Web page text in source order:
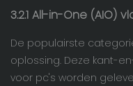
3.2.1 All-in-One (AIO)
De populairste
oplossing. Deze kant-
voor pc's worden